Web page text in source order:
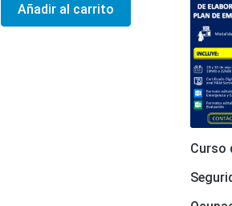
Añadir al carrito
Curso